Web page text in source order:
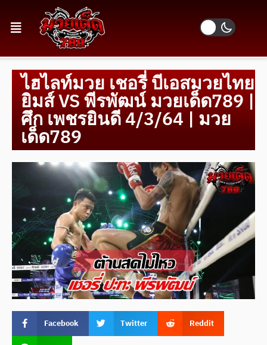
ไฮไลท์มวย เชอรี่ บีเอสมวยไทย
ยิมส์ VS พีรพัฒน์ มวยเด็ด789 |
ศึก เพชรยินดี 4/3/64 | มวย
เด็ด789
Facebook Twitter
Reddit